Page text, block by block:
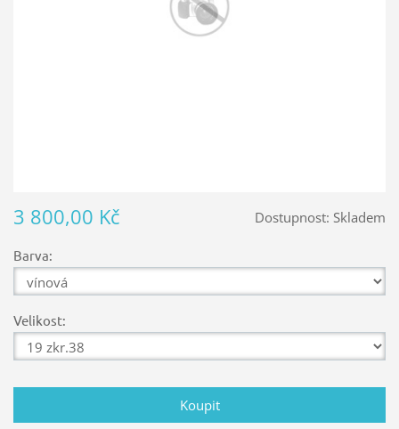
Dostupnost: Skladem
3 800,00 Kč
Barva:
Velikost: